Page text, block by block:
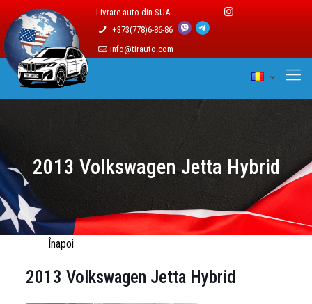
Livrare auto din SUA
+373(778)6-86-86
info@tirauto.com
2013 Volkswagen Jetta Hybrid
Înapoi
2013 Volkswagen Jetta Hybrid